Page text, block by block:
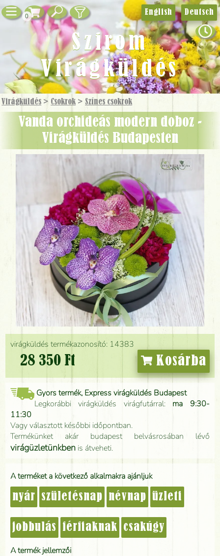
0
Virágküldés > Csokrok >Színes csokrok
Vanda orchideás modern doboz -
Virágküldés Budapesten
virágküldés termékazonosító: 14383
28 350 Ft Kosárba
Gyors termék, Express virágküldés Budapest
Legkorábbi virágküldés virágfutárral: ma 9:30-
11:30
Vagy választott későbbi időpontban.
Termékünket akár budapest belvásrosában lévő
virágüzletünkben is átveheti.
A terméket a következő alkalmakra ajánljuk
nyár születésnap névnap üzleti
jobbulás férfiaknak csakúgy
A termék jellemzői
English Deutsch
Szirom
Virágküldés